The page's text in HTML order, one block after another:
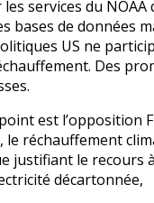
services du
bases de données
US ne
Des
est l’opposition
le réchauffement
justifiant le recours
décartonnée,